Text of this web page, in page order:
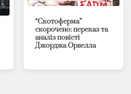
“Скотоферма”
скорочено: переказ та
аналіз повісті
Джорджа Орвелла